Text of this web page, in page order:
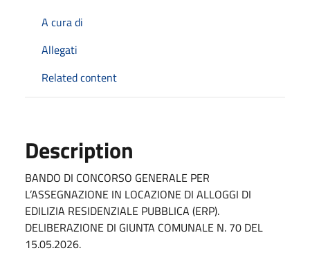
A cura di
Allegati
Related content
Description
BANDO DI CONCORSO GENERALE PER
L’ASSEGNAZIONE IN LOCAZIONE DI ALLOGGI DI
EDILIZIA RESIDENZIALE PUBBLICA (ERP).
DELIBERAZIONE DI GIUNTA COMUNALE N. 70 DEL
15.05.2026.